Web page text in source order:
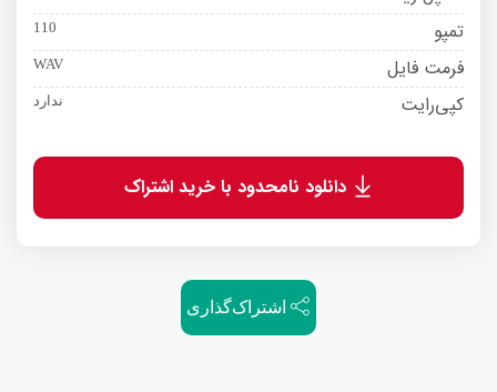
تمپو 110
فرمت فایل WAV
کپی‌رایت ندارد
دانلود نامحدود با خرید اشتراک
اشتراک‌گذاری